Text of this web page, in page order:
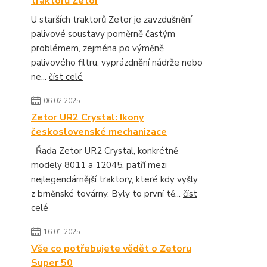
U starších traktorů Zetor je zavzdušnění
palivové soustavy poměrně častým
problémem, zejména po výměně
palivového filtru, vyprázdnění nádrže nebo
ne... číst celé
06.02.2025
Zetor UR2 Crystal: Ikony
československé mechanizace
Řada Zetor UR2 Crystal, konkrétně
modely 8011 a 12045, patří mezi
nejlegendárnější traktory, které kdy vyšly
z brněnské továrny. Byly to první tě... číst
celé
16.01.2025
Vše co potřebujete vědět o Zetoru
Super 50